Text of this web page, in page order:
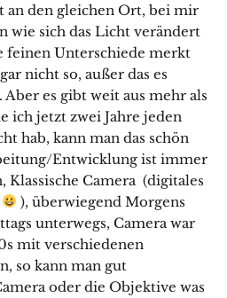
an den gleichen Ort, bei mir
wie sich das Licht verändert
feinen Unterschiede merkt
nicht so, außer das es
es gibt weit aus mehr als
ich jetzt zwei Jahre jeden
hab, kann man das schön
Entwicklung ist immer
Klassische Camera (digitales
), überwiegend Morgens
unterwegs, Camera war
mit verschiedenen
so kann man gut
oder die Objektive was